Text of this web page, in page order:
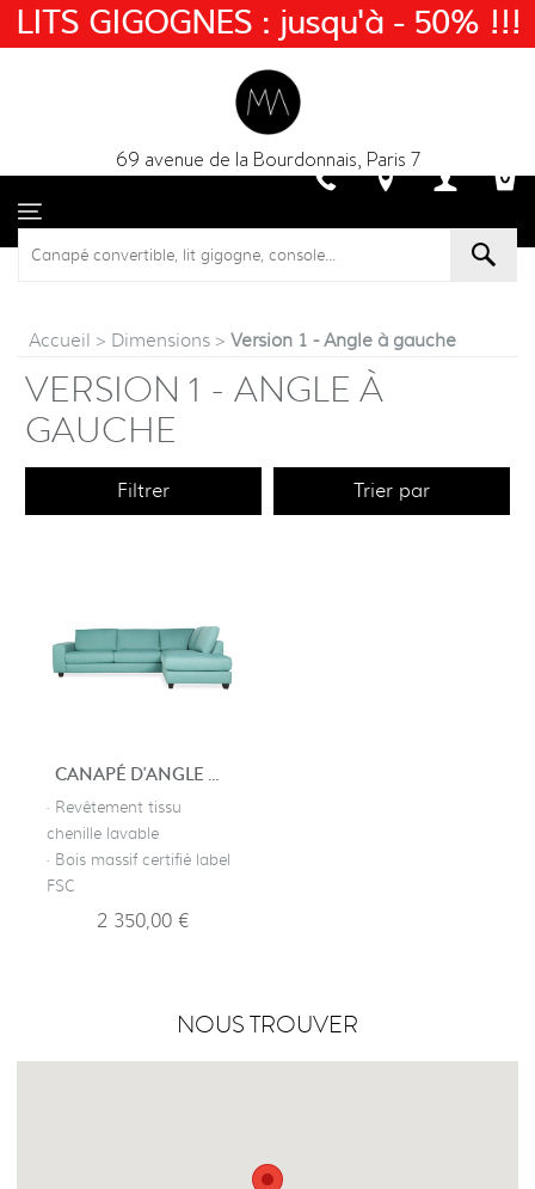
69 avenue de la Bourdonnais, Paris 7
Accueil > Dimensions > Version 1 - Angle à gauche
VERSION 1 - ANGLE À
GAUCHE
Filtrer Trier par
CANAPÉ D'ANGLE DESIGN AVIGNON
· Revêtement tissu
chenille lavable
· Bois massif certifié label
FSC
2 350,00 €
NOUS TROUVER
LITS GIGOGNES : jusqu'à - 50% !!!